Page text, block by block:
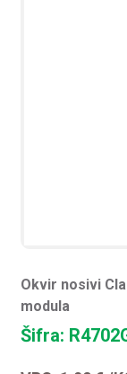
Okvir nosivi
modula
Šifra: